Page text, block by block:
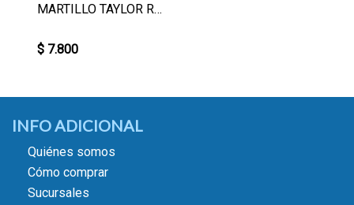
MARTILLO TAYLOR REFLEJO
$ 7.800
INFO ADICIONAL
Quiénes somos
Cómo comprar
Sucursales